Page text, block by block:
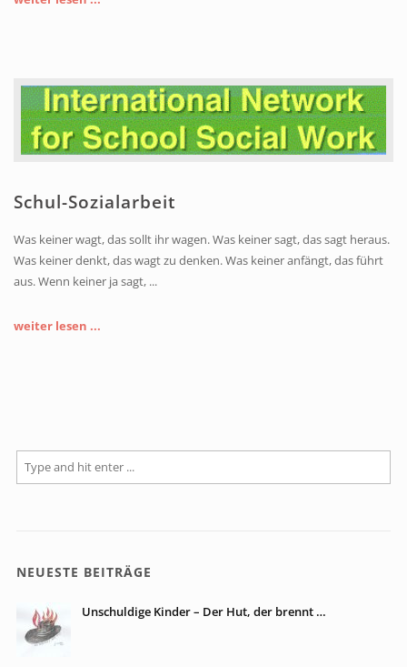
Schul-Sozialarbeit
Was keiner wagt, das sollt ihr wagen. Was keiner sagt, das sagt heraus.
Was keiner denkt, das wagt zu denken. Was keiner anfängt, das führt
aus. Wenn keiner ja sagt, ...
weiter lesen ...
NEUESTE BEITRÄGE
Unschuldige Kinder – Der Hut, der brennt …